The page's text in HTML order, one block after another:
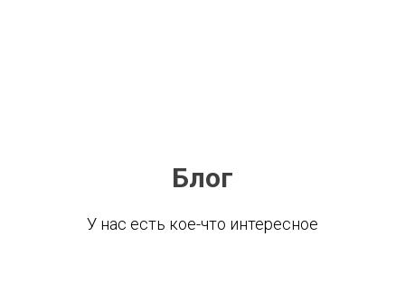
Блог
У нас есть кое-что интересное